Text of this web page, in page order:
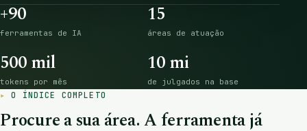
+90
ferramentas de IA
15
áreas de atuação
500 mil
tokens por mês
10 mi
de julgados na base
O ÍNDICE COMPLETO
Procure a sua área. A ferramenta já